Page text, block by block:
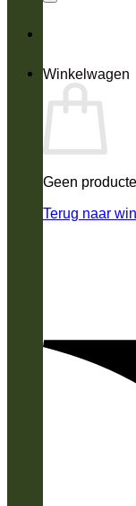
Winkelwagen
Geen
Terug naar